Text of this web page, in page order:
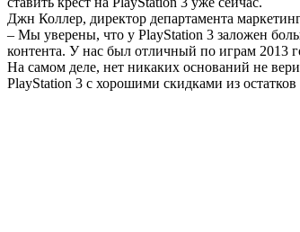
Джн Коллер, директор департамента
– Мы уверены, что у PlayStation 3 заложен
контента. У нас был отличный по играм 2013
На самом деле, нет никаких оснований не
PlayStation 3 с хорошими скидками из